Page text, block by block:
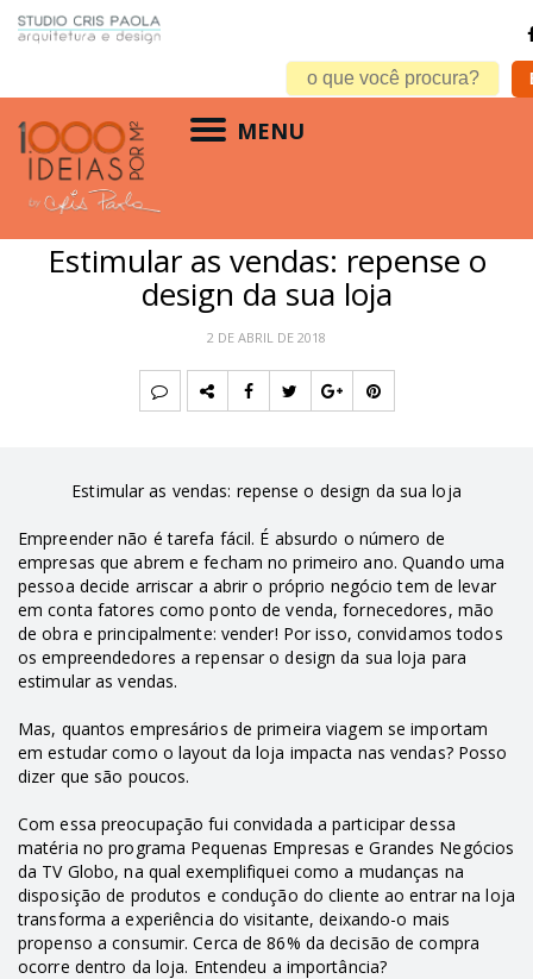
MENU
ACONTECE
Estimular as vendas: repense o
design da sua loja
2 DE ABRIL DE 2018
Estimular as vendas: repense o design da sua loja
Empreender não é tarefa fácil. É absurdo o número de
empresas que abrem e fecham no primeiro ano. Quando uma
pessoa decide arriscar a abrir o próprio negócio tem de levar
em conta fatores como ponto de venda, fornecedores, mão
de obra e principalmente: vender! Por isso, convidamos todos
os empreendedores a repensar o design da sua loja para
estimular as vendas.
Mas, quantos empresários de primeira viagem se importam
em estudar como o layout da loja impacta nas vendas? Posso
dizer que são poucos.
Com essa preocupação fui convidada a participar dessa
matéria no programa Pequenas Empresas e Grandes Negócios
da TV Globo, na qual exemplifiquei como a mudanças na
disposição de produtos e condução do cliente ao entrar na loja
transforma a experiência do visitante, deixando-o mais
propenso a consumir. Cerca de 86% da decisão de compra
ocorre dentro da loja. Entendeu a importância?